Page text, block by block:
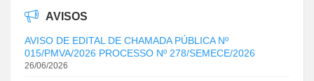
AVISOS
AVISO DE EDITAL DE CHAMADA PÚBLICA Nº
015/PMVA/2026 PROCESSO Nº 278/SEMECE/2026
26/06/2026